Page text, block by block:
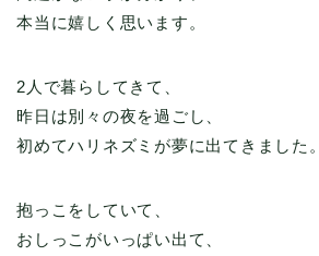
本当に嬉しく思います。
2人で暮らしてきて、
昨日は別々の夜を過ごし、
初めてハリネズミが夢に出てきました。
抱っこをしていて、
おしっこがいっぱい出て、